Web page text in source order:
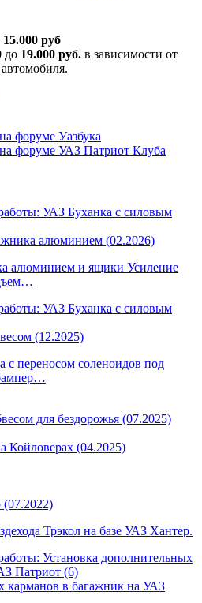
15.000 руб
до 19.000 руб. в зависимости от
алюминием (02.2026)
алюминием и ящики Усиление
(12.2025)
с переносом соленоидов под
для бездорожья (07.2025)
Койловерах (04.2025)
(07.2022)
Трэкол на базе УАЗ Хантер.
карманов в багажник на УАЗ